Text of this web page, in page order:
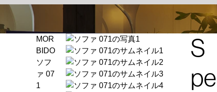
MOR
BIDO
ソフ
ァ 07
1
S
pe